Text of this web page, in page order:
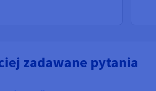
zadawane pytania